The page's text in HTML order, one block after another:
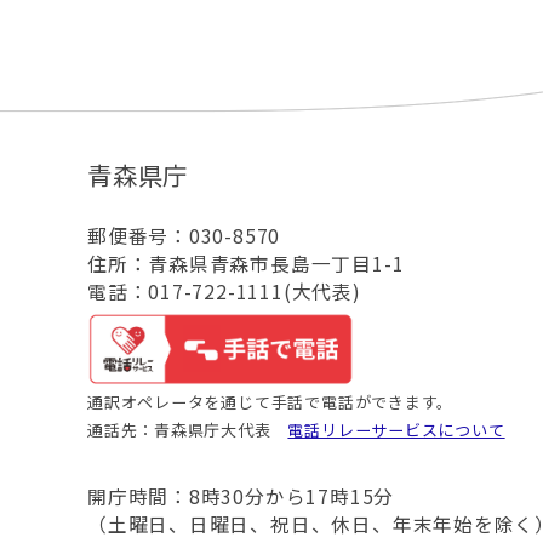
青森県庁
郵便番号：030-8570
住所：青森県青森市長島一丁目1-1
電話：017-722-1111(大代表)
通訳オペレータを通じて手話で電話ができます。
通話先：青森県庁大代表 電話リレーサービスについて
開庁時間：8時30分から17時15分
（土曜日、日曜日、祝日、休日、年末年始を除く